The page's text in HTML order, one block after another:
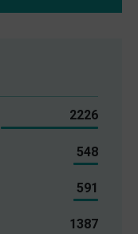
2226
548
591
1387